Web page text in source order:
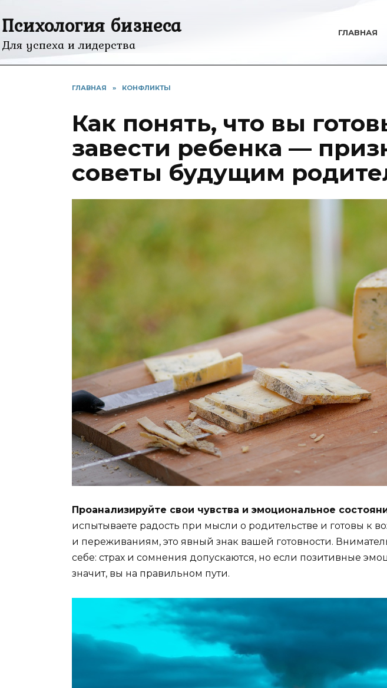
к
содержанию
Психология бизнеса
Для успеха и лидерства
ГЛАВНАЯ
ГЛАВНАЯ » КОНФЛИКТЫ
Как понять, что вы
завести ребенка —
советы будущим
Проанализируйте свои чувства и эмоциональное
испытываете радость при мысли о родительстве и готовы к
и переживаниям, это явный знак вашей готовности.
себе: страх и сомнения допускаются, но если позитивные
значит, вы на правильном пути.